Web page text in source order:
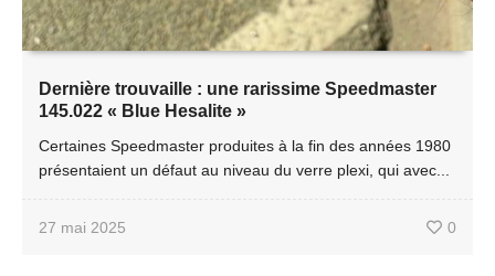
Dernière trouvaille : une rarissime Speedmaster
145.022 « Blue Hesalite »
Certaines Speedmaster produites à la fin des années 1980
présentaient un défaut au niveau du verre plexi, qui avec...
27 mai 2025 0